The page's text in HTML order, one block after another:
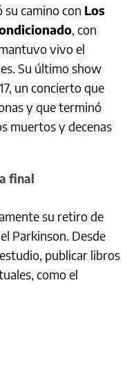
su camino con Los
, con
vivo el
Su último show
un concierto que
y que terminó
muertos y decenas
final
su retiro de
Parkinson. Desde
publicar libros
como el